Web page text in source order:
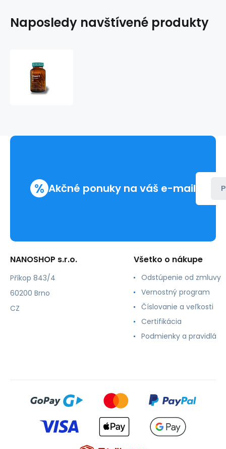
Naposledy navštívené produkty
% Akčné ponuky na váš e-mail
NANOSHOP s.r.o.
Příkop 843/4
60200 Brno
CZ
Všetko o nákupe
Odstúpenie od zmluvy
Vernostný program
Číslovanie a veľkosti
Certifikácia
Podmienky a pravidlá